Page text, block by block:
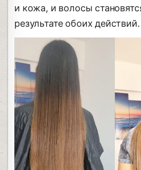
и кожа, и волосы
результате обоих действий.